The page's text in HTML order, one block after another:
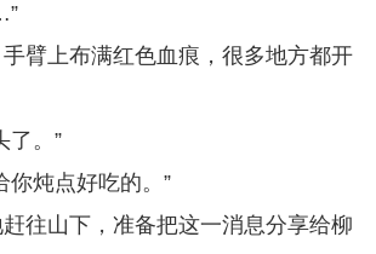
臂上布满红色血痕，很多地方都开
。”
你炖点好吃的。”
往山下，准备把这一消息分享给柳